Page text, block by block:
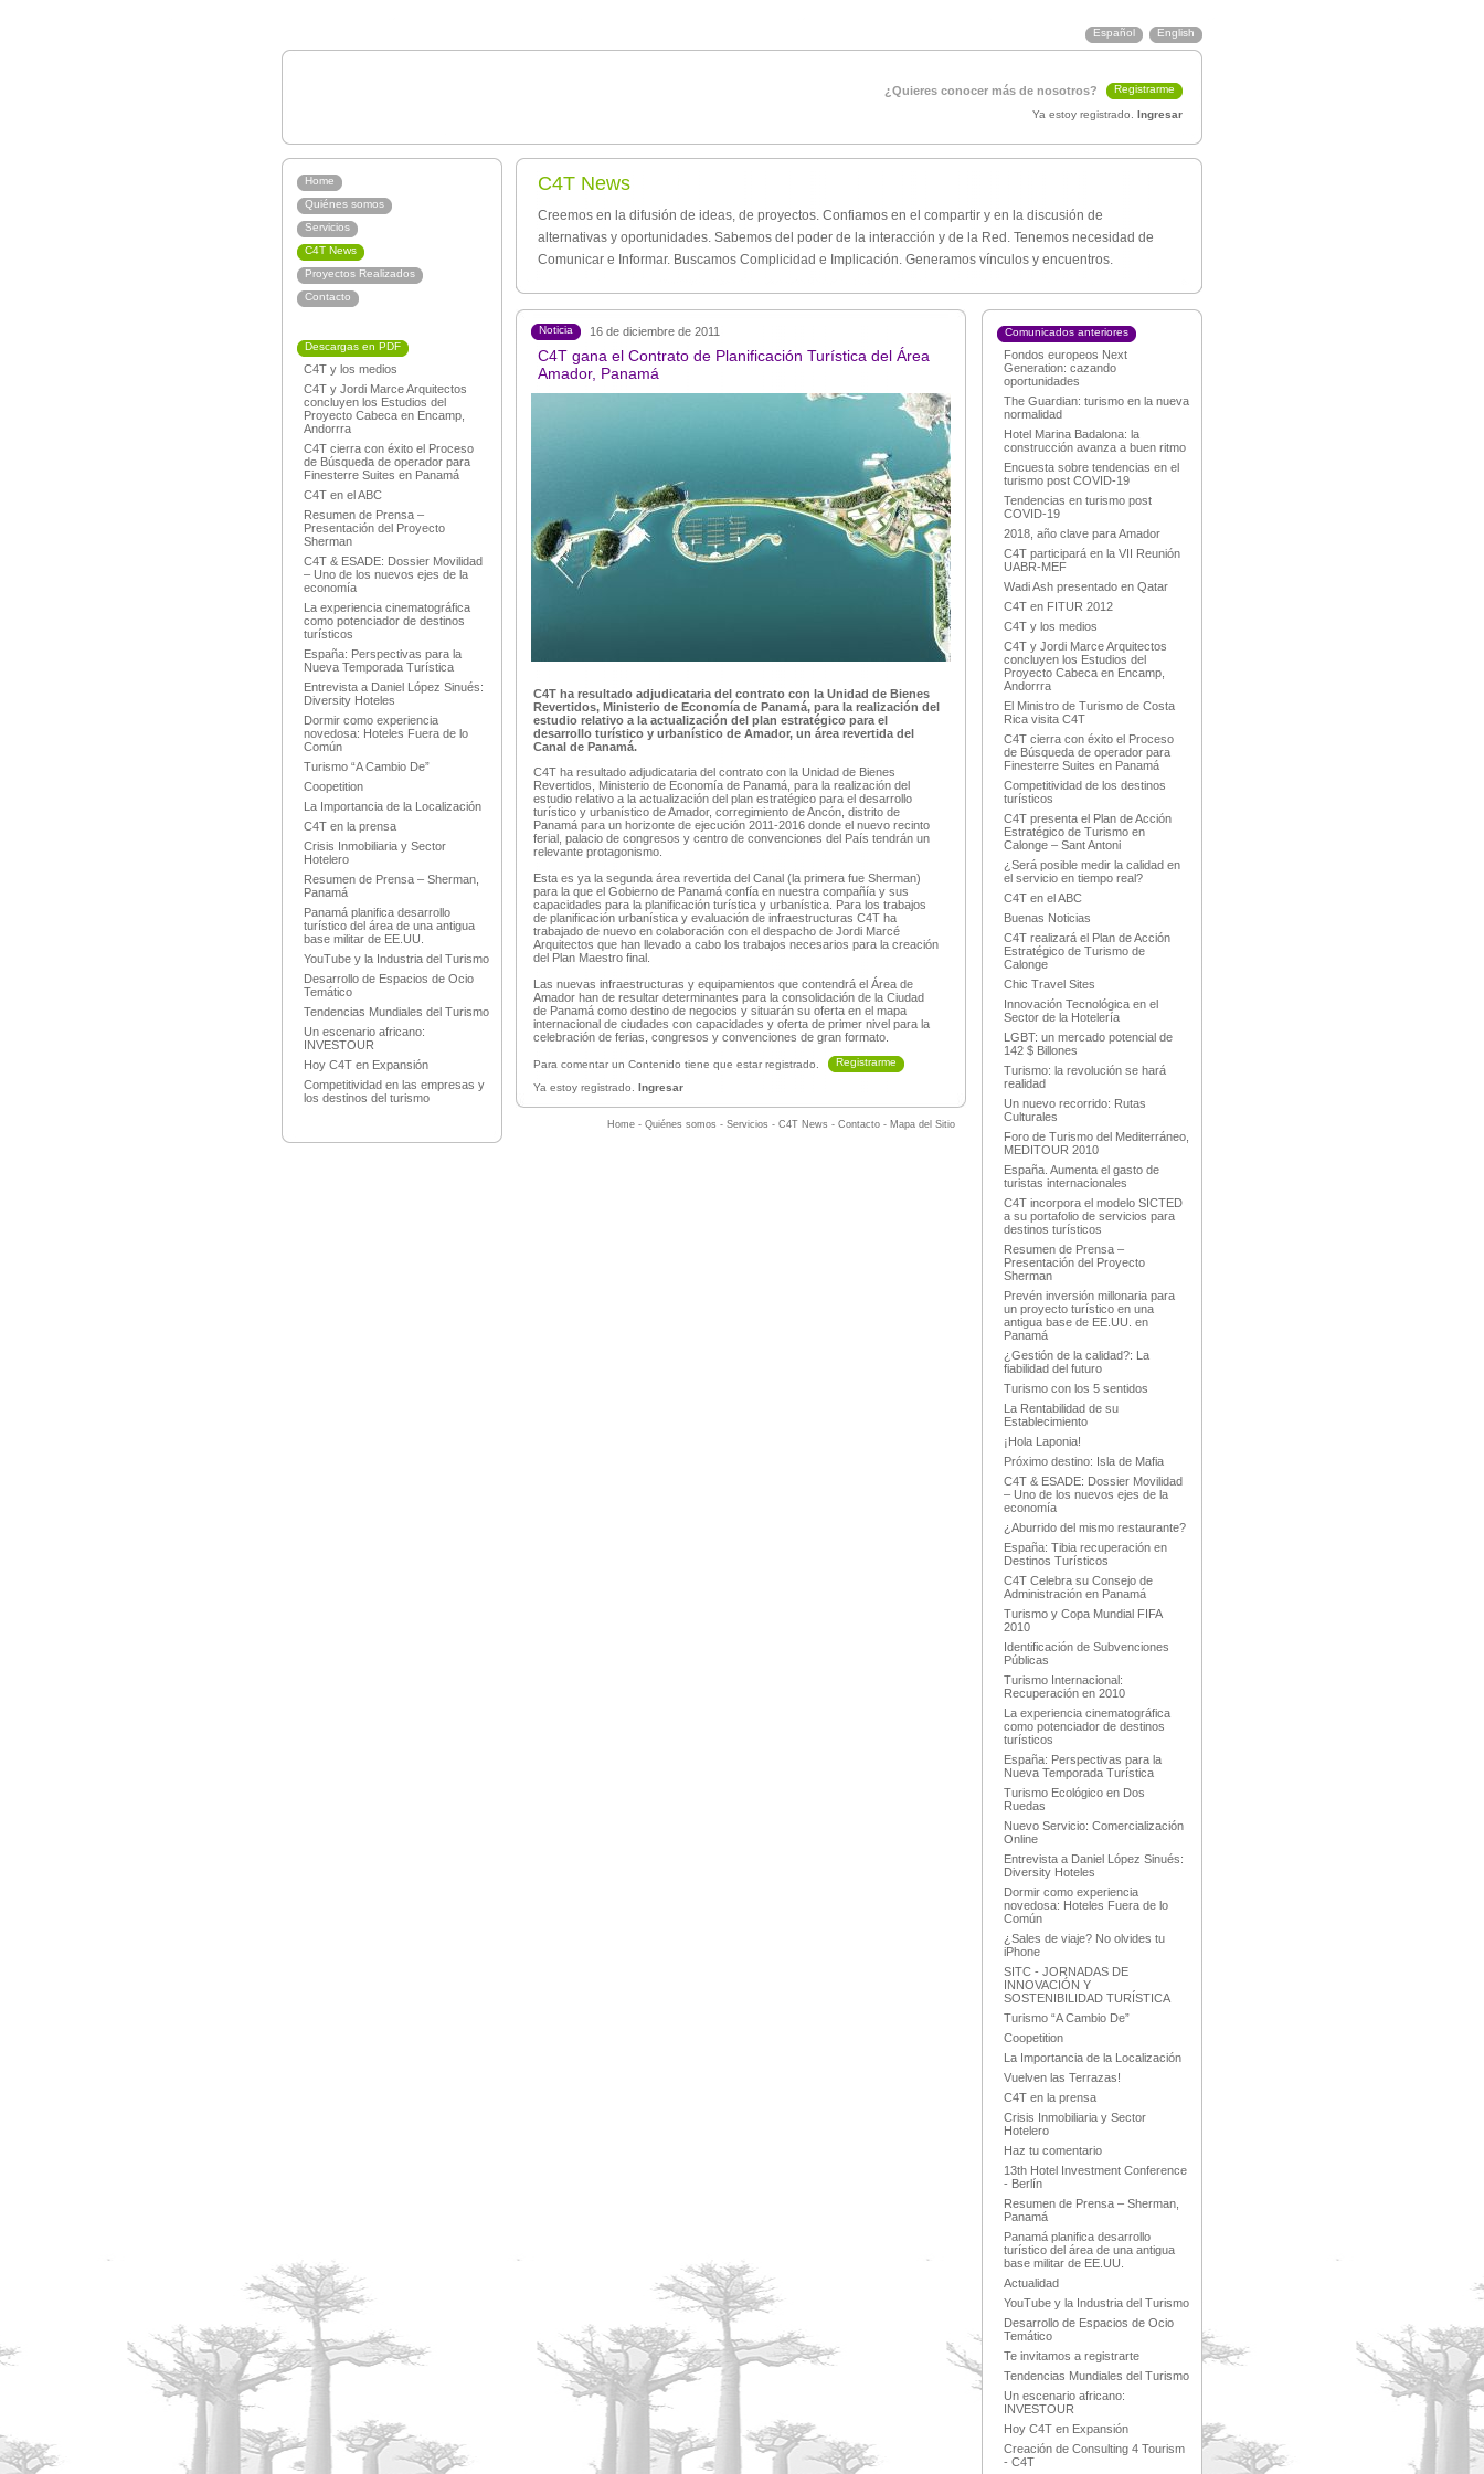
Español English
¿Quieres conocer más de nosotros? Registrarme
Ya estoy registrado. Ingresar
Home
Quiénes somos
Servicios
C4T News
Proyectos Realizados
Contacto
Descargas en PDF
C4T y los medios
C4T y Jordi Marce Arquitectos
concluyen los Estudios del
Proyecto Cabeca en Encamp,
Andorrra
C4T cierra con éxito el Proceso
de Búsqueda de operador para
Finesterre Suites en Panamá
C4T en el ABC
Resumen de Prensa –
Presentación del Proyecto
Sherman
C4T & ESADE: Dossier Movilidad
– Uno de los nuevos ejes de la
economía
La experiencia cinematográfica
como potenciador de destinos
turísticos
España: Perspectivas para la
Nueva Temporada Turística
Entrevista a Daniel López Sinués:
Diversity Hoteles
Dormir como experiencia
novedosa: Hoteles Fuera de lo
Común
Turismo “A Cambio De”
Coopetition
La Importancia de la Localización
C4T en la prensa
Crisis Inmobiliaria y Sector
Hotelero
Resumen de Prensa – Sherman,
Panamá
Panamá planifica desarrollo
turístico del área de una antigua
base militar de EE.UU.
YouTube y la Industria del Turismo
Desarrollo de Espacios de Ocio
Temático
Tendencias Mundiales del Turismo
Un escenario africano:
INVESTOUR
Hoy C4T en Expansión
Competitividad en las empresas y
los destinos del turismo
C4T News
Creemos en la difusión de ideas, de proyectos. Confiamos en el compartir y en la discusión de
alternativas y oportunidades. Sabemos del poder de la interacción y de la Red. Tenemos necesidad de
Comunicar e Informar. Buscamos Complicidad e Implicación. Generamos vínculos y encuentros.
Noticia 16 de diciembre de 2011
C4T gana el Contrato de Planificación Turística del Área
Amador, Panamá
C4T ha resultado adjudicataria del contrato con la Unidad de Bienes
Revertidos, Ministerio de Economía de Panamá, para la realización del
estudio relativo a la actualización del plan estratégico para el
desarrollo turístico y urbanístico de Amador, un área revertida del
Canal de Panamá.
C4T ha resultado adjudicataria del contrato con la Unidad de Bienes
Revertidos, Ministerio de Economía de Panamá, para la realización del
estudio relativo a la actualización del plan estratégico para el desarrollo
turístico y urbanístico de Amador, corregimiento de Ancón, distrito de
Panamá para un horizonte de ejecución 2011-2016 donde el nuevo recinto
ferial, palacio de congresos y centro de convenciones del País tendrán un
relevante protagonismo.
Esta es ya la segunda área revertida del Canal (la primera fue Sherman)
para la que el Gobierno de Panamá confía en nuestra compañía y sus
capacidades para la planificación turística y urbanística. Para los trabajos
de planificación urbanística y evaluación de infraestructuras C4T ha
trabajado de nuevo en colaboración con el despacho de Jordi Marcé
Arquitectos que han llevado a cabo los trabajos necesarios para la creación
del Plan Maestro final.
Las nuevas infraestructuras y equipamientos que contendrá el Área de
Amador han de resultar determinantes para la consolidación de la Ciudad
de Panamá como destino de negocios y situarán su oferta en el mapa
internacional de ciudades con capacidades y oferta de primer nivel para la
celebración de ferias, congresos y convenciones de gran formato.
Para comentar un Contenido tiene que estar registrado. Registrarme
Ya estoy registrado. Ingresar
Home - Quiénes somos - Servicios - C4T News - Contacto - Mapa del Sitio
Comunicados anteriores
Fondos europeos Next
Generation: cazando
oportunidades
The Guardian: turismo en la nueva
normalidad
Hotel Marina Badalona: la
construcción avanza a buen ritmo
Encuesta sobre tendencias en el
turismo post COVID-19
Tendencias en turismo post
COVID-19
2018, año clave para Amador
C4T participará en la VII Reunión
UABR-MEF
Wadi Ash presentado en Qatar
C4T en FITUR 2012
C4T y los medios
C4T y Jordi Marce Arquitectos
concluyen los Estudios del
Proyecto Cabeca en Encamp,
Andorrra
El Ministro de Turismo de Costa
Rica visita C4T
C4T cierra con éxito el Proceso
de Búsqueda de operador para
Finesterre Suites en Panamá
Competitividad de los destinos
turísticos
C4T presenta el Plan de Acción
Estratégico de Turismo en
Calonge – Sant Antoni
¿Será posible medir la calidad en
el servicio en tiempo real?
C4T en el ABC
Buenas Noticias
C4T realizará el Plan de Acción
Estratégico de Turismo de
Calonge
Chic Travel Sites
Innovación Tecnológica en el
Sector de la Hotelería
LGBT: un mercado potencial de
142 $ Billones
Turismo: la revolución se hará
realidad
Un nuevo recorrido: Rutas
Culturales
Foro de Turismo del Mediterráneo,
MEDITOUR 2010
España. Aumenta el gasto de
turistas internacionales
C4T incorpora el modelo SICTED
a su portafolio de servicios para
destinos turísticos
Resumen de Prensa –
Presentación del Proyecto
Sherman
Prevén inversión millonaria para
un proyecto turístico en una
antigua base de EE.UU. en
Panamá
¿Gestión de la calidad?: La
fiabilidad del futuro
Turismo con los 5 sentidos
La Rentabilidad de su
Establecimiento
¡Hola Laponia!
Próximo destino: Isla de Mafia
C4T & ESADE: Dossier Movilidad
– Uno de los nuevos ejes de la
economía
¿Aburrido del mismo restaurante?
España: Tibia recuperación en
Destinos Turísticos
C4T Celebra su Consejo de
Administración en Panamá
Turismo y Copa Mundial FIFA
2010
Identificación de Subvenciones
Públicas
Turismo Internacional:
Recuperación en 2010
La experiencia cinematográfica
como potenciador de destinos
turísticos
España: Perspectivas para la
Nueva Temporada Turística
Turismo Ecológico en Dos
Ruedas
Nuevo Servicio: Comercialización
Online
Entrevista a Daniel López Sinués:
Diversity Hoteles
Dormir como experiencia
novedosa: Hoteles Fuera de lo
Común
¿Sales de viaje? No olvides tu
iPhone
SITC - JORNADAS DE
INNOVACIÓN Y
SOSTENIBILIDAD TURÍSTICA
Turismo “A Cambio De”
Coopetition
La Importancia de la Localización
Vuelven las Terrazas!
C4T en la prensa
Crisis Inmobiliaria y Sector
Hotelero
Haz tu comentario
13th Hotel Investment Conference
- Berlín
Resumen de Prensa – Sherman,
Panamá
Panamá planifica desarrollo
turístico del área de una antigua
base militar de EE.UU.
Actualidad
YouTube y la Industria del Turismo
Desarrollo de Espacios de Ocio
Temático
Te invitamos a registrarte
Tendencias Mundiales del Turismo
Un escenario africano:
INVESTOUR
Hoy C4T en Expansión
Creación de Consulting 4 Tourism
- C4T